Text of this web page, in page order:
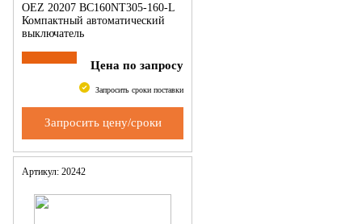
OEZ 20207 BC160NT305-160-L
Компактный автоматический
выключатель
Цена по запросу
Запросить сроки поставки
Запросить цену/сроки
Артикул: 20242